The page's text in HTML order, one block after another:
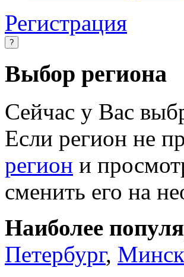
Регистрация
?
Выбор региона
Сейчас у Вас
Если регион не
регион и
сменить его на
Наиболее
Петербург,